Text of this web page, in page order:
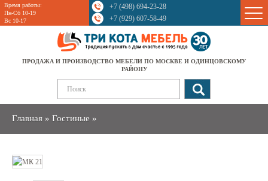
Время работы:
Пн-Сб 10-19
Вс 10-17
+7 (498) 694-23-28
+7 (929) 607-58-49
ПРОДАЖА И ПРОИЗВОДСТВО МЕБЕЛИ ПО МОСКВЕ И ОДИНЦОВСКОМУ
РАЙОНУ
Главная » Гостиные »
Sale